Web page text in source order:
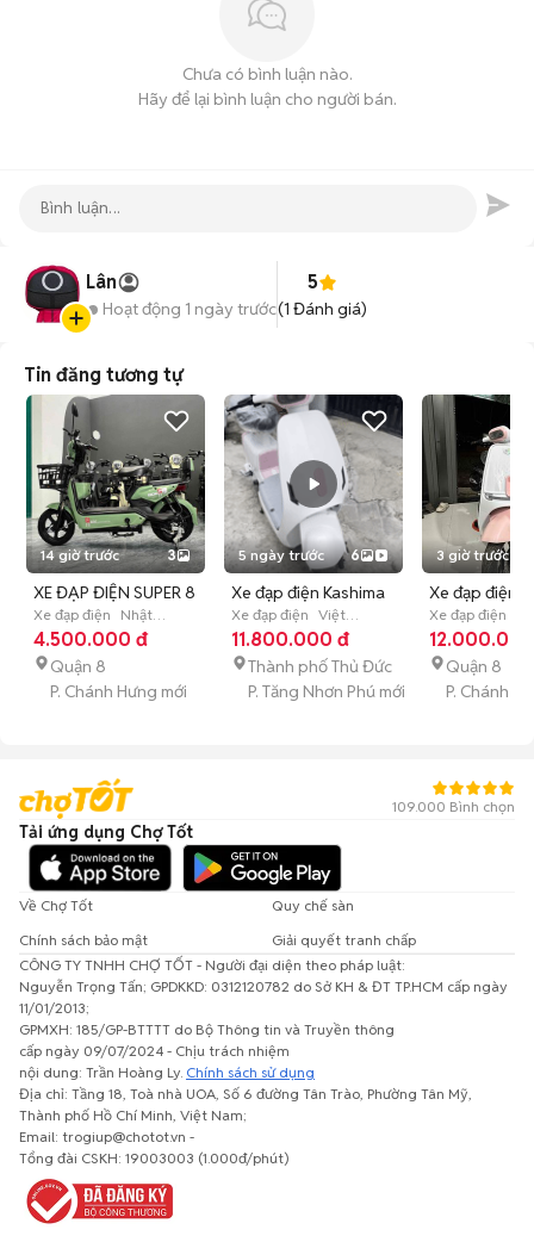
Lân
Hoạt động 1 ngày trước
5
(1 Đánh giá)
Chưa có bình luận nào.
Hãy để lại bình luận cho người bán.
Tin đăng tương tự
14 giờ trước 3
XE ĐẠP ĐIỆN SUPER 8
MỚI 100%
Xe đạp điện
Nhật
Bản Mới
4.500.000 đ
Quận 8
P. Chánh Hưng mới
5 ngày trước 6
Xe đạp điện Kashima
V1 Plus Đen
Xe đạp điện Việt
Nam
L (55.5 cm)
11.800.000 đ
Thành phố Thủ Đức
P. Tăng Nhơn Phú mới
3 giờ trước
Xe đạp điện
Trắng hồng
Xe đạp điện
Quận 8
P. Chánh
109.000 Bình chọn
Tải ứng dụng Chợ Tốt
Về Chợ Tốt
Quy chế sàn
Chính sách bảo mật
Giải quyết tranh chấp
CÔNG TY TNHH CHỢ TỐT - Người đại diện theo pháp luật:
Nguyễn Trọng Tấn; GPDKKD: 0312120782 do Sở KH & ĐT TP.HCM cấp ngày
11/01/2013;
GPMXH: 185/GP-BTTTT do Bộ Thông tin và Truyền thông
cấp ngày 09/07/2024 - Chịu trách nhiệm
nội dung: Trần Hoàng Ly. Chính sách sử dụng
Địa chỉ: Tầng 18, Toà nhà UOA, Số 6 đường Tân Trào, Phường Tân Mỹ,
Thành phố Hồ Chí Minh, Việt Nam;
Email: trogiup@chotot.vn -
Tổng đài CSKH: 19003003 (1.000đ/phút)